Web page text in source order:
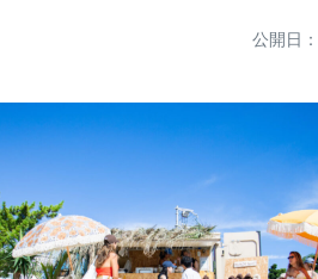
公開日：